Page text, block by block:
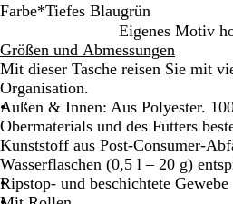
Farbe*Tiefes Blaugrün
u
n
e
i
e
f
s
c
h
w
a
r
i
e
g
e
l
r
o
t
u
n
k
e
l
o
l
i
v
i
e
f
e
s
B
l
a
u
Eigenes Motiv
Größen und Abmessungen
Mit dieser Tasche reisen Sie mit
Organisation.
Außen & Innen: Aus Polyester.
Obermaterials und des Futters
Kunststoff aus Post-Consumer-
Wasserflaschen (0,5 l – 20 g)
Ripstop- und beschichtete Gewebe